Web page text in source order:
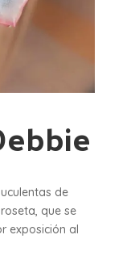
de
que se
exposición al